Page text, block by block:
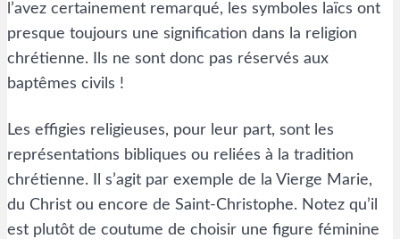
l’avez certainement remarqué, les symboles laïcs ont
presque toujours une signification dans la religion
chrétienne. Ils ne sont donc pas réservés aux
baptêmes civils !
Les effigies religieuses, pour leur part, sont les
représentations bibliques ou reliées à la tradition
chrétienne. Il s’agit par exemple de la Vierge Marie,
du Christ ou encore de Saint-Christophe. Notez qu’il
est plutôt de coutume de choisir une figure féminine